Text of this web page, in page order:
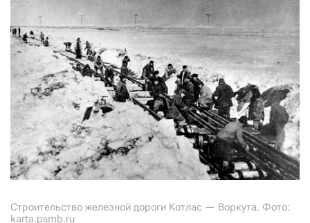
Строительство железной дороги Котлас — Воркута. Фото:
karta.psmb.ru